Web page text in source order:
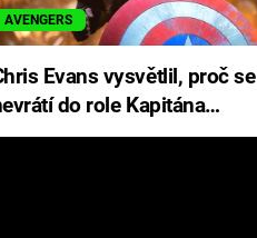
AVENGERS
Evans vysvětlil, proč se
do role Kapitána